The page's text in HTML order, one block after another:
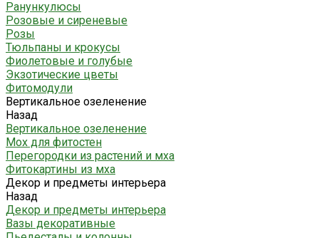
Ранункулюсы
Розовые и сиреневые
Розы
Тюльпаны и крокусы
Фиолетовые и голубые
Экзотические цветы
Фитомодули
Вертикальное озеленение
Назад
Вертикальное озеленение
Мох для фитостен
Перегородки из растений и мха
Фитокартины из мха
Декор и предметы интерьера
Назад
Декор и предметы интерьера
Вазы декоративные